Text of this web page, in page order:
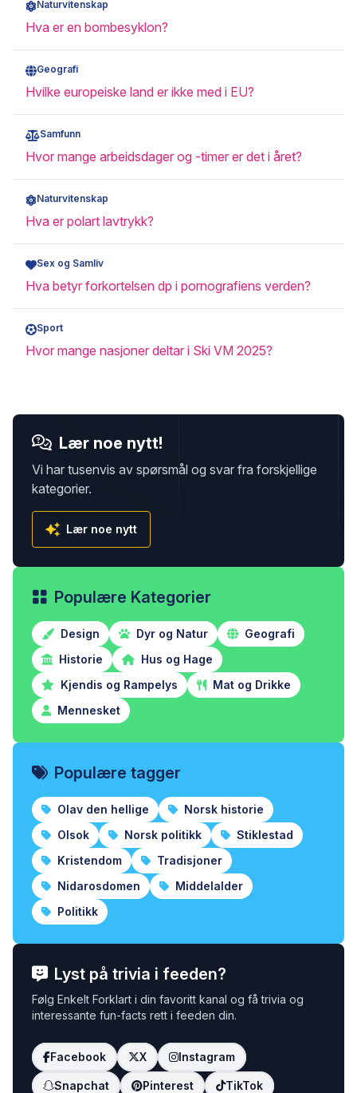
Naturvitenskap
Hva er en bombesyklon?
Geografi
Hvilke europeiske land er ikke med i EU?
Samfunn
Hvor mange arbeidsdager og -timer er det i året?
Naturvitenskap
Hva er polart lavtrykk?
Sex og Samliv
Hva betyr forkortelsen dp i pornografiens verden?
Sport
Hvor mange nasjoner deltar i Ski VM 2025?
Lær noe nytt!
Vi har tusenvis av spørsmål og svar fra forskjellige
kategorier.
Lær noe nytt
Populære Kategorier
Design Dyr og Natur
Geografi
Historie
Hus og Hage
Kjendis og Rampelys
Mat og Drikke
Mennesket
Populære tagger
Olav den hellige
Norsk historie
Olsok
Norsk politikk
Stiklestad
Kristendom
Tradisjoner
Nidarosdomen
Middelalder
Politikk
Lyst på trivia i feeden?
Følg Enkelt Forklart i din favoritt kanal og få trivia og
interessante fun-facts rett i feeden din.
Facebook X Instagram
Snapchat Pinterest TikTok